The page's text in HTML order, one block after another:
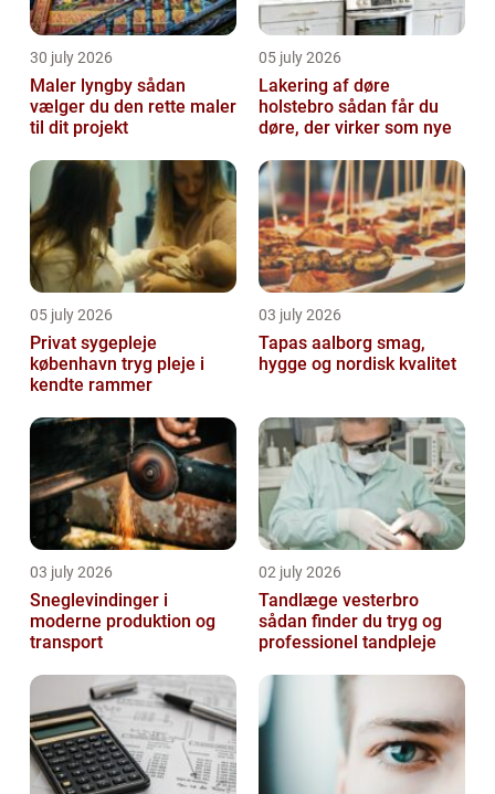
30 july 2026
Maler lyngby sådan
vælger du den rette maler
til dit projekt
05 july 2026
Lakering af døre
holstebro sådan får du
døre, der virker som nye
05 july 2026
Privat sygepleje
københavn tryg pleje i
kendte rammer
03 july 2026
Tapas aalborg smag,
hygge og nordisk kvalitet
03 july 2026
Sneglevindinger i
moderne produktion og
transport
02 july 2026
Tandlæge vesterbro
sådan finder du tryg og
professionel tandpleje